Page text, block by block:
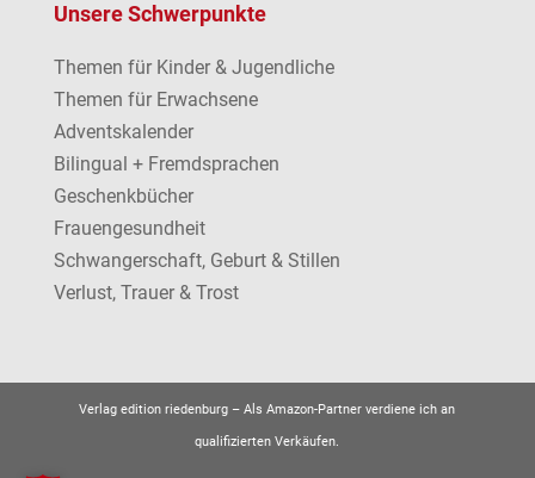
Unsere Schwerpunkte
Themen für Kinder & Jugendliche
Themen für Erwachsene
Adventskalender
Bilingual + Fremdsprachen
Geschenkbücher
Frauengesundheit
Schwangerschaft, Geburt & Stillen
Verlust, Trauer & Trost
Verlag edition riedenburg –Als Amazon-Partner verdiene ich an
qualifizierten Verkäufen.